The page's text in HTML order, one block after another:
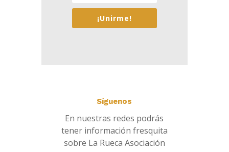
¡Unirme!
Síguenos
En nuestras redes podrás
tener información fresquita
sobre La Rueca Asociación